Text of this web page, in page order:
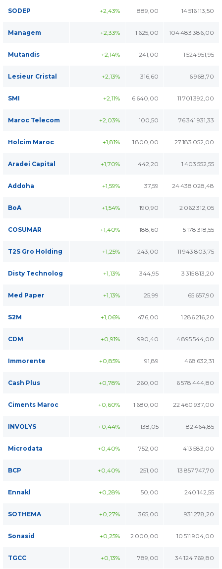
SODEP +2,43% 889,00 14 516 113,50
Managem +2,33% 1 625,00 104 483 386,00
Mutandis +2,14% 241,00 1 524 951,95
Lesieur Cristal +2,13% 316,60 6 968,70
SMI +2,11% 6 640,00 11 701 392,00
Maroc Telecom +2,03% 100,50 76 341 931,33
Holcim Maroc +1,81% 1 800,00 27 183 052,00
Aradei Capital +1,70% 442,20 1 403 552,55
Addoha +1,59% 37,59 24 438 028,48
BoA +1,54% 190,90 2 062 312,05
COSUMAR +1,40% 188,60 5 178 318,55
T2S Gro Holding +1,25% 243,00 11 943 803,75
Disty Technolog +1,13% 344,95 3 315 813,20
Med Paper +1,13% 25,99 65 657,90
S2M +1,06% 476,00 1 286 216,20
CDM +0,91% 990,40 4 895 544,00
Immorente +0,85% 91,89 468 632,31
Cash Plus +0,78% 260,00 6 578 444,80
Ciments Maroc +0,60% 1 680,00 22 460 937,00
INVOLYS +0,44% 138,05 82 464,85
Microdata +0,40% 752,00 413 583,00
BCP +0,40% 251,00 13 857 747,70
Ennakl +0,28% 50,00 240 142,55
SOTHEMA +0,27% 365,00 931 278,20
Sonasid +0,25% 2 000,00 10 511 904,00
TGCC +0,13% 789,00 34 124 769,80